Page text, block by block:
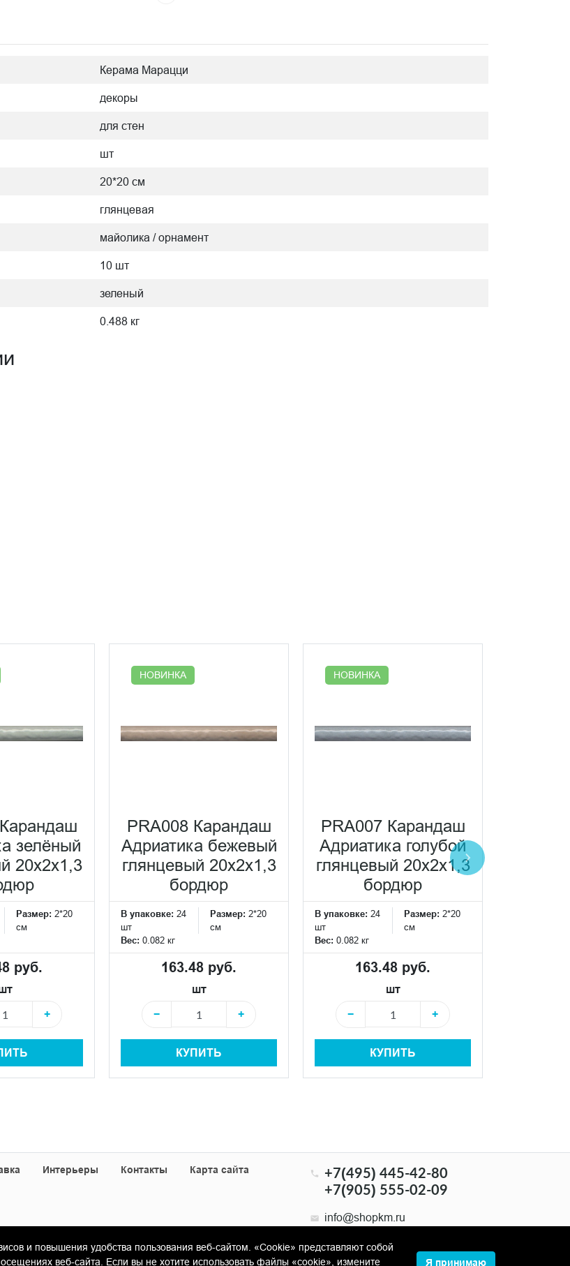
Керама Марацци
декоры
для стен
шт
20*20 см
глянцевая
майолика / орнамент
10 шт
зеленый
0.488 кг
зелёный
20x2x1,3
Размер: 2*20
см
руб.
+
НОВИНКА
PRA008 Карандаш
Адриатика бежевый
глянцевый 20x2x1,3
бордюр
В упаковке: 24
шт
Размер: 2*20
см
Вес: 0.082 кг
163.48 руб.
шт
−
+
КУПИТЬ
НОВИНКА
PRA007 Карандаш
Адриатика голубой
глянцевый 20x2x1,3
бордюр
В упаковке: 24
шт
Размер: 2*20
см
Вес: 0.082 кг
163.48 руб.
шт
−
+
КУПИТЬ
Интерьеры Контакты
Карта сайта
+7(495) 445-42-80
+7(905) 555-02-09
info@shopkm.ru
и повышения удобства пользования веб-сайтом. «Cookie» представляют собой
веб-сайта. Если вы не хотите использовать файлы «cookie», измените
Я принимаю